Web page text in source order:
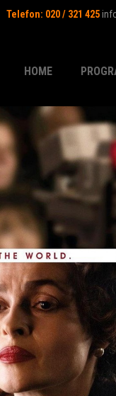
Telefon: 020 / 321 425
HOME